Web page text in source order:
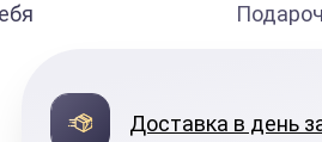
Доставка в день